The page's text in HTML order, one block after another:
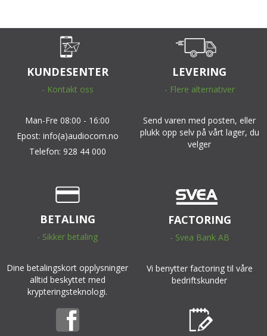
KUNDESENTER
- Kontakt oss
Man-Fre 08:00 - 16:00
Epost: info(a)audiocom.no
Telefon: 928 44 000
LEVERING
- Flere alternativer
Send varen med posten, eller
plukk opp selv på vårt lager, du
velger
BETALING
- Sikker betaling
Dine betalingskort opplysninger
alltid beskyttet med
krypteringsteknologi.
FACTORING
- Svea Bank AB
Vi benytter factoring til våre
bedriftskunder